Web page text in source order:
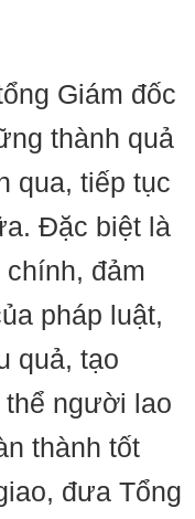
Giám đốc
thành quả
qua, tiếp tục
Đặc biệt là
đảm
pháp luật,
quả, tạo
người lao
thành tốt
đưa Tổng